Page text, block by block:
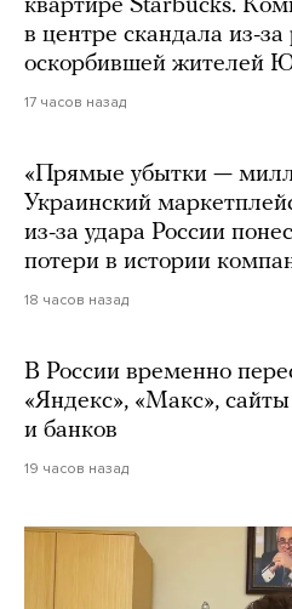
квартире Starbucks.
в центре скандала из-
оскорбившей жителей
17 часов назад
«Прямые убытки —
Украинский
из-за удара России
потери в истории
18 часов назад
В России временно
«Яндекс», «Макс»,
и банков
19 часов назад